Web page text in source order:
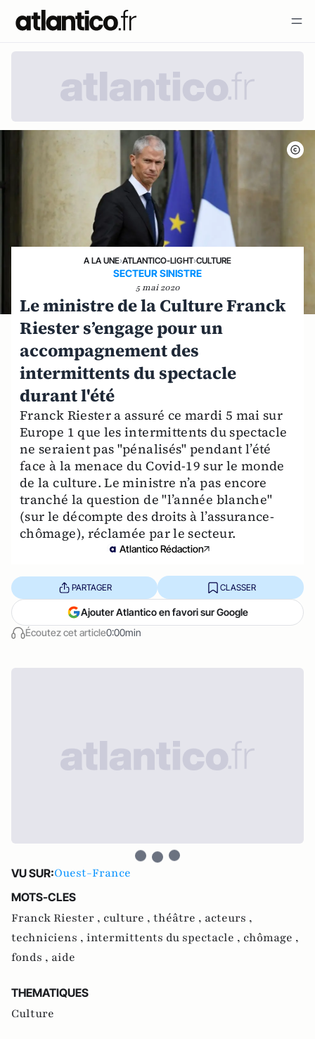
A LA UNE›ATLANTICO-LIGHT›CULTURE
SECTEUR SINISTRE
5 mai 2020
Le ministre de la Culture Franck
Riester s’engage pour un
accompagnement des
intermittents du spectacle
durant l'été
Franck Riester a assuré ce mardi 5 mai sur
Europe 1 que les intermittents du spectacle
ne seraient pas "pénalisés" pendant l’été
face à la menace du Covid-19 sur le monde
de la culture. Le ministre n’a pas encore
tranché la question de "l’année blanche"
(sur le décompte des droits à l’assurance-
chômage), réclamée par le secteur.
Atlantico Rédaction
Écoutez cet article0:00min
PARTAGER CLASSER
Ajouter Atlantico en favori sur Google
VU SUR:Ouest-France
MOTS-CLES
Franck Riester , culture , théâtre , acteurs ,
techniciens , intermittents du spectacle , chômage ,
fonds , aide
THEMATIQUES
Culture